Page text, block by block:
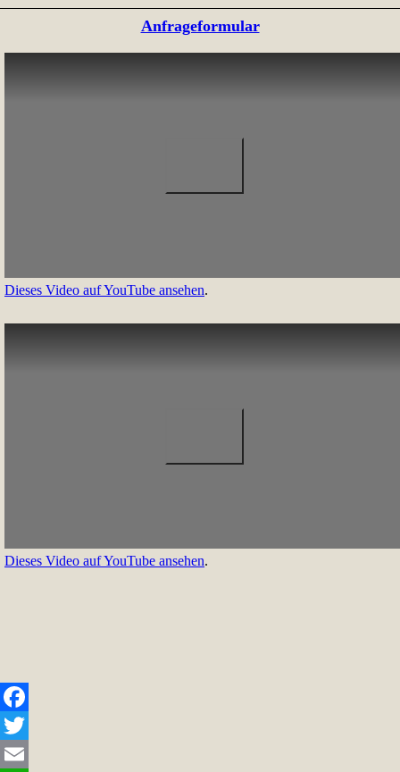
Anfrageformular
Dieses Video auf YouTube ansehen.
Dieses Video auf YouTube ansehen.
Facebook
Twitter